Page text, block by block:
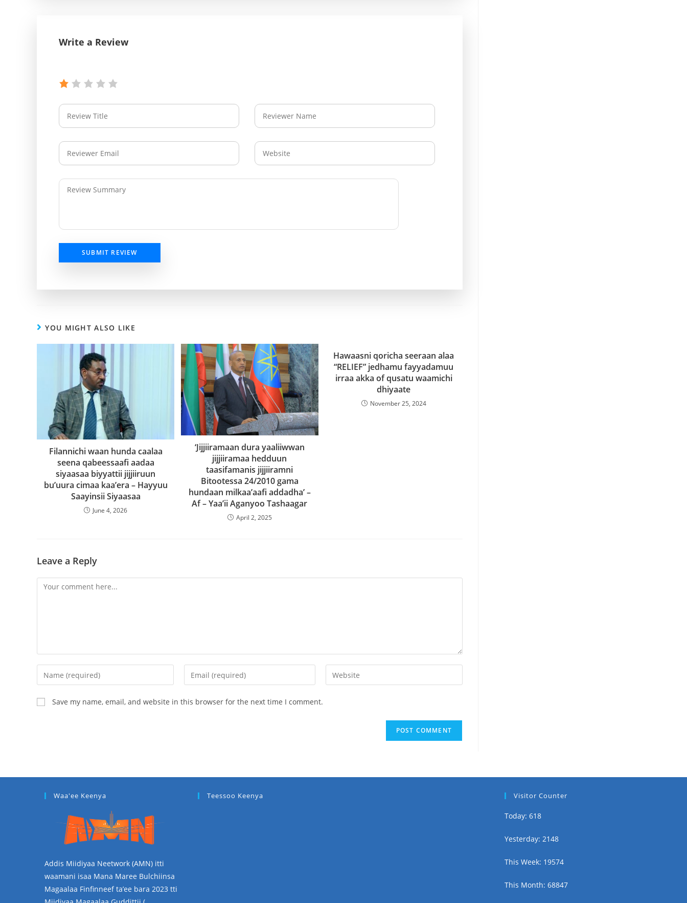
Write a Review
SUBMIT REVIEW
YOU MIGHT ALSO LIKE
Filannichi waan hunda caalaa
seena qabeessaafi aadaa
siyaasaa biyyattii jijjiiruun
bu’uura cimaa kaa’era – Hayyuu
Saayinsii Siyaasaa
June 4, 2026
‘Jijjiiramaan dura yaaliiwwan
jijjiiramaa hedduun
taasifamanis jijjiiramni
Bitootessa 24/2010 gama
hundaan milkaa’aafi addadha’ –
Af – Yaa’ii Aganyoo Tashaagar
April 2, 2025
Hawaasni qoricha seeraan alaa
“RELIEF” jedhamu fayyadamuu
irraa akka of qusatu waamichi
dhiyaate
November 25, 2024
Leave a Reply
Save my name, email, and website in this browser for the next time I comment.
Waa'ee Keenya
Addis Miidiyaa Neetwork (AMN) itti
waamani isaa Mana Maree Bulchiinsa
Magaalaa Finfinneef ta’ee bara 2023 tti
Teessoo Keenya Visitor Counter
Today: 618
Yesterday: 2148
This Week: 19574
This Month: 68847